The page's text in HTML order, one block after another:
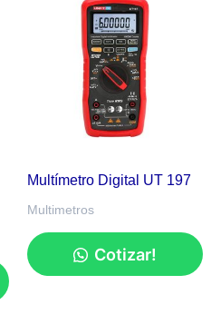
Multímetro Digital UT 197
Multimetros
Cotizar!